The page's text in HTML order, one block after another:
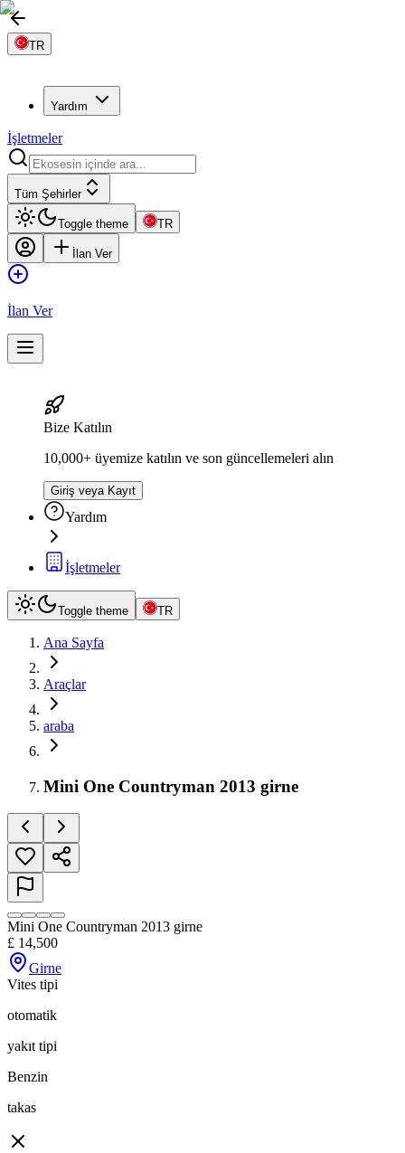
TR
Yardım
İşletmeler
Tüm Şehirler
Toggle theme TR
İlan Ver
İlan Ver
Bize Katılın
10,000+ üyemize katılın ve son güncellemeleri alın
Giriş veya Kayıt
Yardım
İşletmeler
Toggle theme TR
Ana Sayfa
Araçlar
araba
Mini One Countryman 2013 girne
Mini One Countryman 2013 girne
£ 14,500
Girne
Vites tipi
otomatik
yakıt tipi
Benzin
takas